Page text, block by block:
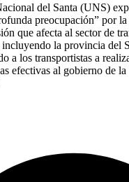
del Santa (UNS)
preocupación” por
que afecta al sector de
la provincia del
a los transportistas a
efectivas al gobierno de